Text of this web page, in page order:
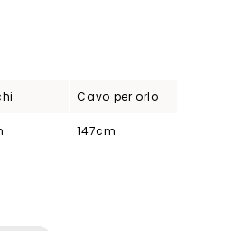
Cavo per orlo
147cm